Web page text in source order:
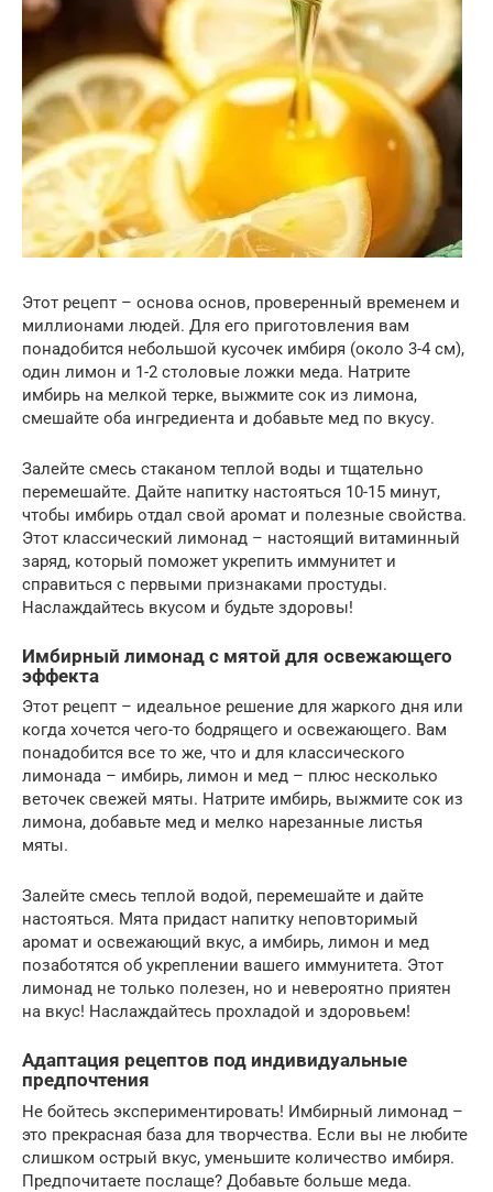
Этот рецепт – основа основ, проверенный временем и
миллионами людей. Для его приготовления вам
понадобится небольшой кусочек имбиря (около 3-4 см),
один лимон и 1-2 столовые ложки меда. Натрите
имбирь на мелкой терке, выжмите сок из лимона,
смешайте оба ингредиента и добавьте мед по вкусу.
Залейте смесь стаканом теплой воды и тщательно
перемешайте. Дайте напитку настояться 10-15 минут,
чтобы имбирь отдал свой аромат и полезные свойства.
Этот классический лимонад – настоящий витаминный
заряд, который поможет укрепить иммунитет и
справиться с первыми признаками простуды.
Наслаждайтесь вкусом и будьте здоровы!
Имбирный лимонад с мятой для освежающего
эффекта
Этот рецепт – идеальное решение для жаркого дня или
когда хочется чего-то бодрящего и освежающего. Вам
понадобится все то же, что и для классического
лимонада – имбирь, лимон и мед – плюс несколько
веточек свежей мяты. Натрите имбирь, выжмите сок из
лимона, добавьте мед и мелко нарезанные листья
мяты.
Залейте смесь теплой водой, перемешайте и дайте
настояться. Мята придаст напитку неповторимый
аромат и освежающий вкус, а имбирь, лимон и мед
позаботятся об укреплении вашего иммунитета. Этот
лимонад не только полезен, но и невероятно приятен
на вкус! Наслаждайтесь прохладой и здоровьем!
Адаптация рецептов под индивидуальные
предпочтения
Не бойтесь экспериментировать! Имбирный лимонад –
это прекрасная база для творчества. Если вы не любите
слишком острый вкус, уменьшите количество имбиря.
Предпочитаете послаще? Добавьте больше меда.